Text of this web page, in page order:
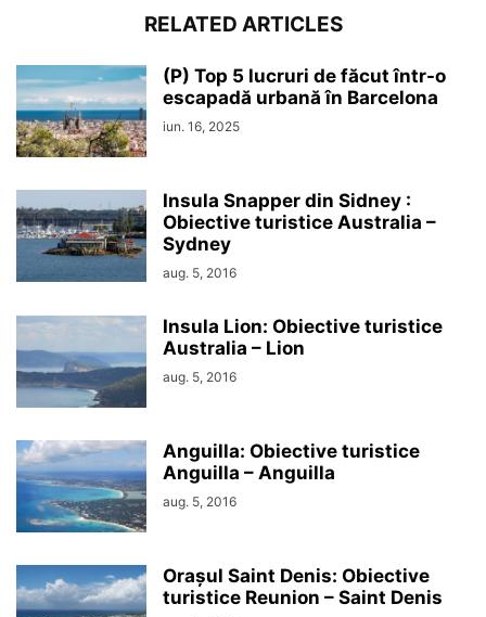
RELATED ARTICLES
(P) Top 5 lucruri de făcut într-o
escapadă urbană în Barcelona
iun. 16, 2025
Insula Snapper din Sidney :
Obiective turistice Australia –
Sydney
aug. 5, 2016
Insula Lion: Obiective turistice
Australia – Lion
aug. 5, 2016
Anguilla: Obiective turistice
Anguilla – Anguilla
aug. 5, 2016
Orașul Saint Denis: Obiective
turistice Reunion – Saint Denis